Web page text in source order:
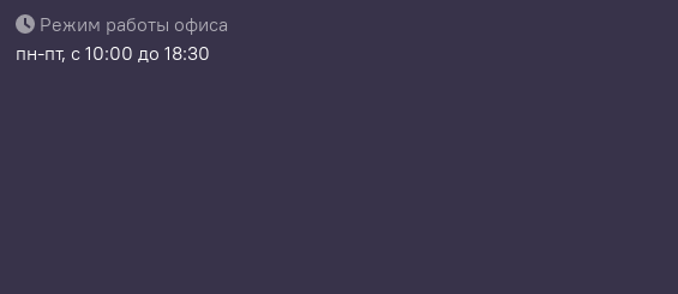
Режим работы офиса
пн-пт, с 10:00 до 18:30